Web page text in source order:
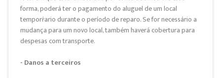
forma, poderá ter o pagamento do aluguel de um local
temporŕario durante o período de reparo. Se for necessário a
mudança para um novo local, também haverá cobertura para
despesas com transporte.
- Danos a terceiros